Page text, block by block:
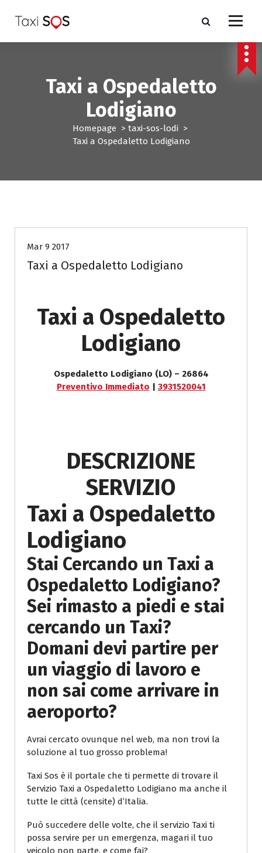
a
Taxi a Ospedaletto
Lodigiano
Homepage > taxi-sos-lodi >
Taxi a Ospedaletto Lodigiano
Mar 9 2017
Taxi a Ospedaletto Lodigiano
Taxi a Ospedaletto
Lodigiano
Ospedaletto Lodigiano (LO) – 26864
Preventivo Immediato | 3931520041
DESCRIZIONE
SERVIZIO
Taxi a Ospedaletto
Lodigiano
Stai Cercando un Taxi a
Ospedaletto Lodigiano?
Sei rimasto a piedi e stai
cercando un Taxi?
Domani devi partire per
un viaggio di lavoro e
non sai come arrivare in
aeroporto?
Avrai cercato ovunque nel web, ma non trovi la
soluzione al tuo grosso problema!
Taxi Sos è il portale che ti permette di trovare il
Servizio Taxi a Ospedaletto Lodigiano ma anche il
tutte le città (censite) d’Italia.
Può succedere delle volte, che il servizio Taxi ti
possa servire per un emergenza, magari il tuo
veicolo non parte, e come fai?